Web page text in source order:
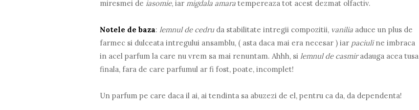
miresmei de iasomie, iar migdala amara tempereaza tot acest dezmat olfactiv.
Notele de baza:lemnul de cedru da stabilitate intregii compozitii, vanilia aduce un plus de
farmec si dulceata intregului ansamblu, ( asta daca mai era necesar ) iar paciuline imbraca
in acel parfum la care nu vrem sa mai renuntam. Ahhh, si lemnul de casmiradauga acea tusa
finala, fara de care parfumul ar fi fost, poate, incomplet!
Un parfum pe care daca il ai, ai tendinta sa abuzezi de el, pentru ca da, da dependenta!